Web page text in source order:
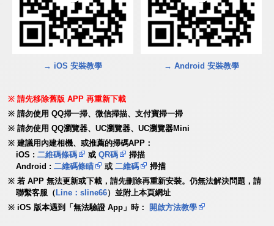
→ iOS 安裝教學 → Android 安裝教學
請先移除舊版 APP 再重新下載
請勿使用 QQ掃一掃、微信掃描、支付寶掃一掃
請勿使用 QQ瀏覽器、UC瀏覽器、UC瀏覽器Mini
建議用內建相機、或推薦的掃碼APP：
iOS :二維碼條碼 或QR碼
掃描
Android :二維碼條瞄 或二維碼
掃描
若 APP 無法更新或下載，請先刪除再重新安裝。仍無法解決問題，請
聯繫客服（ Line：sline66）並附上本頁網址
iOS 版本遇到「無法驗證 App」時：
開啟方法教學